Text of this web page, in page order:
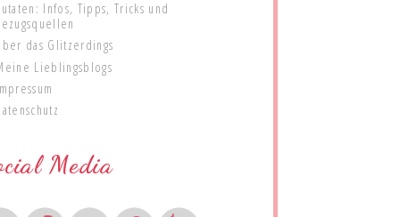
Infos, Tipps, Tricks und
das Glitzerdings
Lieblingsblogs
Media